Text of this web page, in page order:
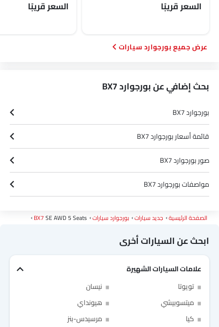
السعر قريبًا السعر قريبًا
بورجوارد سيارات
بحث إضافي عن بورجوارد BX7
بورجوارد BX7
قائمة أسعار بورجوارد BX7
صور بورجوارد BX7
مواصفات بورجوارد BX7
الصفحة الرئيسية جديد سيارات بورجوارد سيارات BX7SE AWD 5 Seats
ابحث عن السيارات أخرى
علامات السيارات الشهيرة
تويوتا
نيسان
ميتسوبيشي
هيونداي
كيا
مرسيدس-بنز
Link Your Google Account